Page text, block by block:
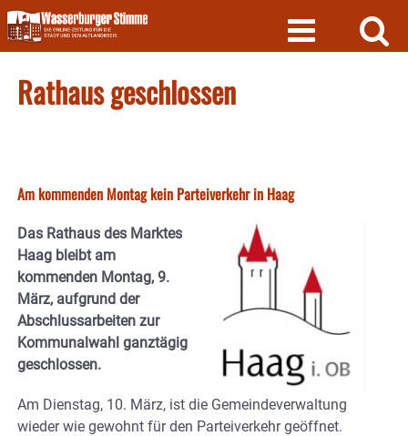
Skip
to
content
Rathaus geschlossen
Am kommenden Montag kein Parteiverkehr in Haag
Das Rathaus des Marktes
Haag bleibt am
kommenden Montag, 9.
März, aufgrund der
Abschlussarbeiten zur
Kommunalwahl ganztägig
geschlossen.
Am Dienstag, 10. März, ist die Gemeindeverwaltung
wieder wie gewohnt für den Parteiverkehr geöffnet.